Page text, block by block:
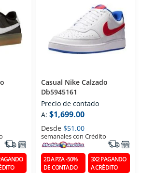
Casual Nike Calzado
Db5945161
Precio de contado
A: $1,699.00
Desde $51.00
semanales con Crédito
2DA PZA -50%
DE CONTADO
3X2 PAGANDO
A CRÉDITO